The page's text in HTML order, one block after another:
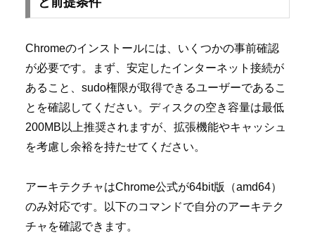
Chromeのインストールには、いくつかの事前確認
が必要です。まず、安定したインターネット接続が
あること、sudo権限が取得できるユーザーであるこ
とを確認してください。ディスクの空き容量は最低
200MB以上推奨されますが、拡張機能やキャッシュ
を考慮し余裕を持たせてください。
アーキテクチャはChrome公式が64bit版（amd64）
のみ対応です。以下のコマンドで自分のアーキテク
チャを確認できます。